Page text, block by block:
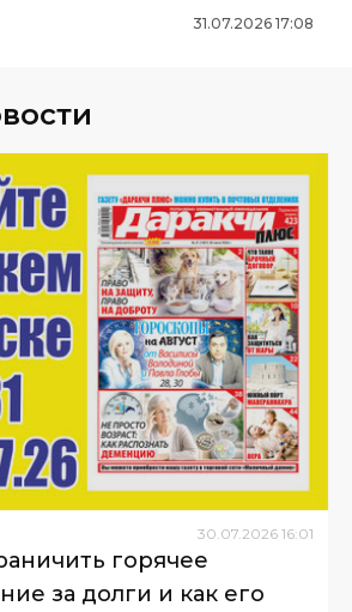
31.07.2026 17:08
30 07 2026 16:01
горячее
за долги и как его